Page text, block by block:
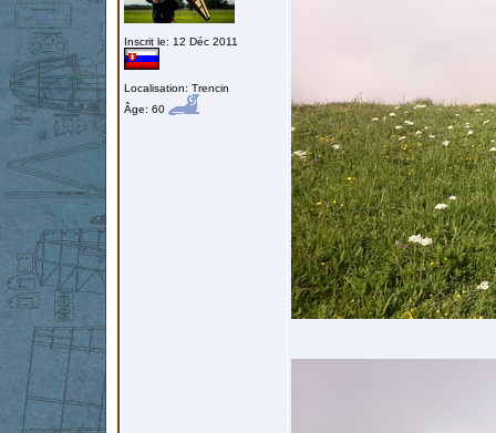
Inscrit le: 12 Déc 2011
Localisation: Trencin
Âge: 60